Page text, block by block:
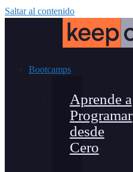
Saltar al contenido
Bootcamps
Aprende a
Programar
desde
Cero